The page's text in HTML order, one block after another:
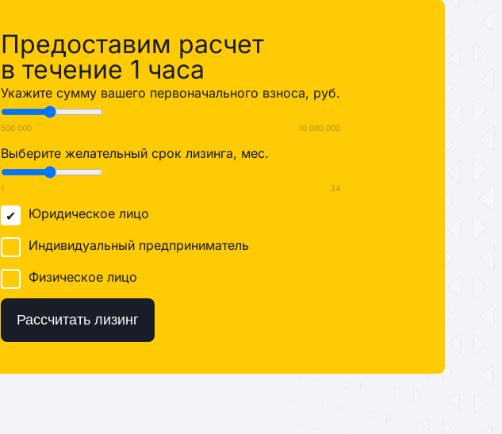
Предоставим расчет
в течение 1 часа
Укажите сумму вашего первоначального взноса, руб.
500 000 10 000 000
Выберите желательный срок лизинга, мес.
1 24
Юридическое лицо
Индивидуальный предприниматель
Физическое лицо
Рассчитать лизинг